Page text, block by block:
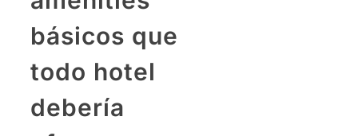
básicos que
todo hotel
debería